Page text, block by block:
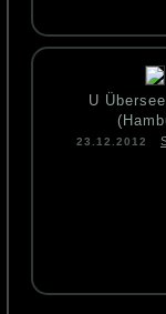
U
23.12.2012